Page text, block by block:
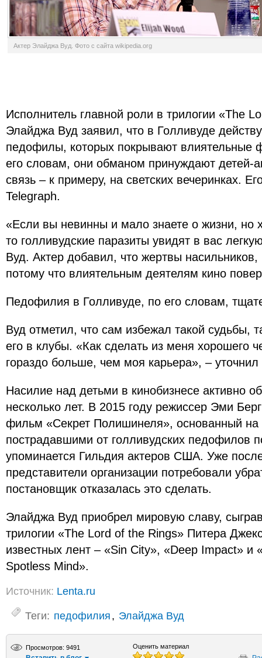
Актер Элайджа Вуд. Фото с сайта wikipedia.org
Исполнитель главной роли в трилогии «The
Элайджа Вуд заявил, что в Голливуде
педофилы, которых покрывают влиятельные
его словам, они обманом принуждают детей-
связь – к примеру, на светских вечеринках.
Telegraph.
«Если вы невинны и мало знаете о жизни, но
то голливудские паразиты увидят в вас
Вуд. Актер добавил, что жертвы
потому что влиятельным деятелям кино
Педофилия в Голливуде, по его словам,
Вуд отметил, что сам избежал такой судьбы,
его в клубы. «Как сделать из меня хорошего
гораздо больше, чем моя карьера», – уточнил
Насилие над детьми в кинобизнесе активно
несколько лет. В 2015 году режиссер Эми
фильм «Секрет Полишинеля», основанный на
пострадавшими от голливудских педофилов
упоминается Гильдия актеров США. Уже
представители организации потребовали
постановщик отказалась это сделать.
Элайджа Вуд приобрел мировую славу,
трилогии «The Lord of the Rings» Питера
известных лент – «Sin City», «Deep Impact» и
Spotless Mind».
Источник: Lenta.ru
Теги: педофилия, Элайджа Вуд
Просмотров: 9491 Оценить материал